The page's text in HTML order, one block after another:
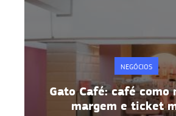
NEGÓCIOS
Gato Café: café como
margem e ticket